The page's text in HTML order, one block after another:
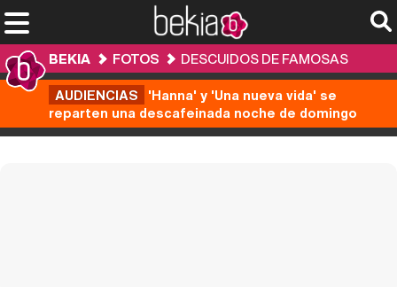
BEKIA FOTOS
DESCUIDOS DE FAMOSAS
AUDIENCIAS 'Hanna' y 'Una nueva vida' se
reparten una descafeinada noche de domingo